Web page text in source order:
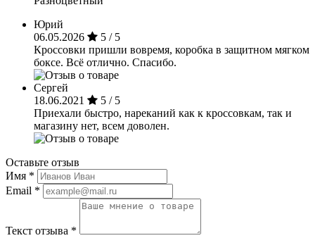
Юрий
06.05.2026
5 / 5
Кроссовки пришли вовремя, коробка в защитном мягком
боксе. Всё отлично. Спасибо.
Сергей
18.06.2021
5 / 5
Приехали быстро, нареканий как к кроссовкам, так и
магазину нет, всем доволен.
Оставьте отзыв
Имя *
Email *
Текст отзыва *